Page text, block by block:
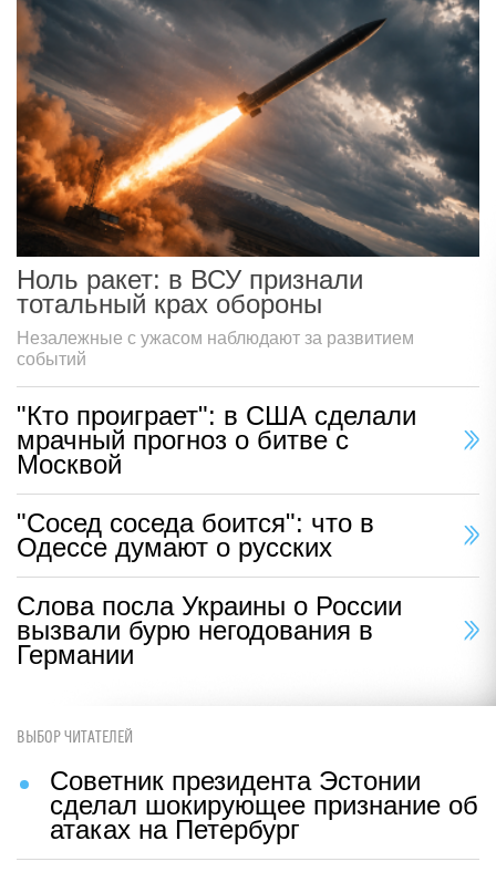
Ноль ракет: в ВСУ признали
тотальный крах обороны
Незалежные с ужасом наблюдают за развитием
событий
"Кто проиграет": в США сделали
мрачный прогноз о битве с
Москвой
"Сосед соседа боится": что в
Одессе думают о русских
Слова посла Украины о России
вызвали бурю негодования в
Германии
ВЫБОР ЧИТАТЕЛЕЙ
Советник президента Эстонии
сделал шокирующее признание об
атаках на Петербург